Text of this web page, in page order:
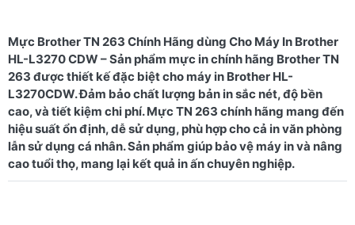
Mực Brother TN 263 Chính Hãng dùng Cho Máy In Brother
HL-L3270 CDW – Sản phẩm mực in chính hãng Brother TN
263 được thiết kế đặc biệt cho máy in Brother HL-
L3270CDW. Đảm bảo chất lượng bản in sắc nét, độ bền
cao, và tiết kiệm chi phí. Mực TN 263 chính hãng mang đến
hiệu suất ổn định, dễ sử dụng, phù hợp cho cả in văn phòng
lẫn sử dụng cá nhân. Sản phẩm giúp bảo vệ máy in và nâng